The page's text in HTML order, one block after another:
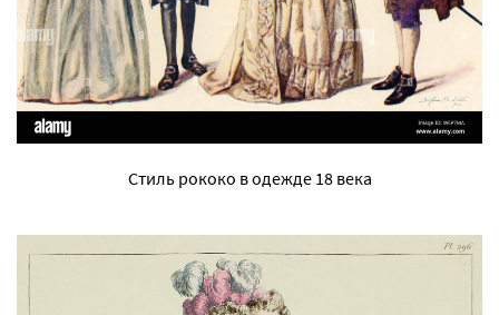
Стиль рококо в одежде 18 века